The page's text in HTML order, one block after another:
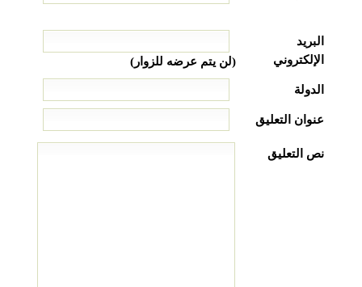
البريد
الإلكتروني
(لن يتم عرضه للزوار)
الدولة
عنوان التعليق
نص التعليق